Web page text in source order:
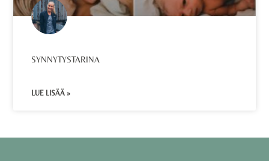
SYNNYTYSTARINA
LUE LISÄÄ »